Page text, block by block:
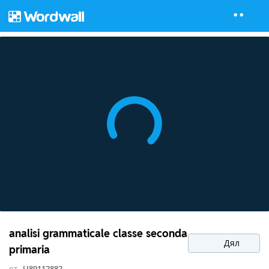
analisi grammaticale classe seconda
primaria
Дял